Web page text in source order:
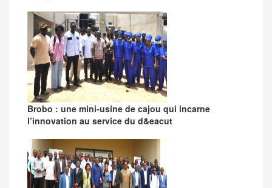
Brobo : une mini-usine de cajou qui incarne
l’innovation au service du d&eacut